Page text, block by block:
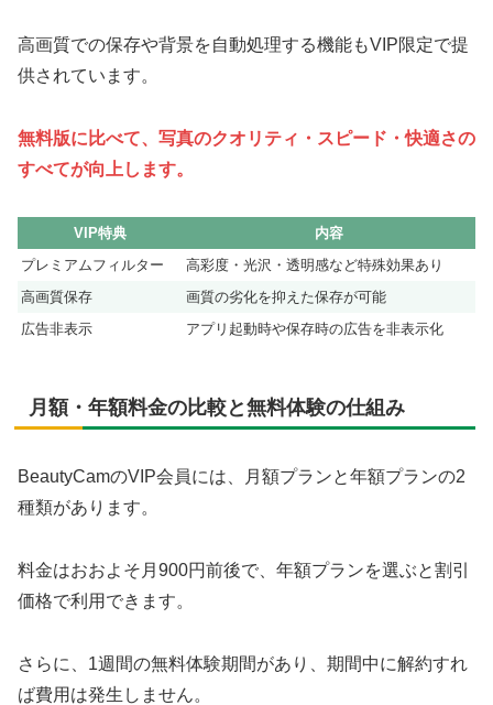
高画質での保存や背景を自動処理する機能もVIP限定で提
供されています。
無料版に比べて、写真のクオリティ・スピード・快適さの
すべてが向上します。
VIP特典
内容
プレミアムフィルター
高彩度・光沢・透明感など特殊効果あり
高画質保存
画質の劣化を抑えた保存が可能
広告非表示
アプリ起動時や保存時の広告を非表示化
月額・年額料金の比較と無料体験の仕組み
BeautyCamのVIP会員には、月額プランと年額プランの2
種類があります。
料金はおおよそ月900円前後で、年額プランを選ぶと割引
価格で利用できます。
さらに、1週間の無料体験期間があり、期間中に解約すれ
ば費用は発生しません。